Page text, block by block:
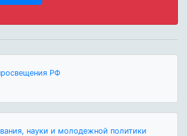
РФ
науки и молодежной политики